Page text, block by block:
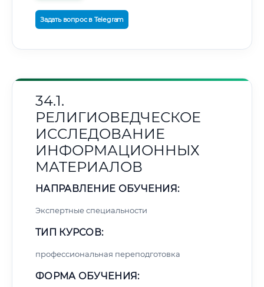
Задать вопрос в Telegram
34.1.
РЕЛИГИОВЕДЧЕСКОЕ
ИССЛЕДОВАНИЕ
ИНФОРМАЦИОННЫХ
МАТЕРИАЛОВ
НАПРАВЛЕНИЕ ОБУЧЕНИЯ:
Экспертные специальности
ТИП КУРСОВ:
профессиональная переподготовка
ФОРМА ОБУЧЕНИЯ: